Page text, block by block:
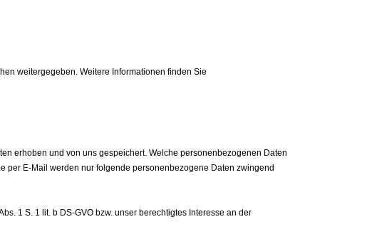
weitergegeben. Weitere Informationen finden Sie
erhoben und von uns gespeichert. Welche personenbezogenen Daten
per E-Mail werden nur folgende personenbezogene Daten zwingend
1 S. 1 lit. b DS-GVO bzw. unser berechtigtes Interesse an der